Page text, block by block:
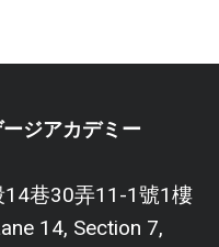
ジアカデミー
巷30弄11-1號1樓
14, Section 7,